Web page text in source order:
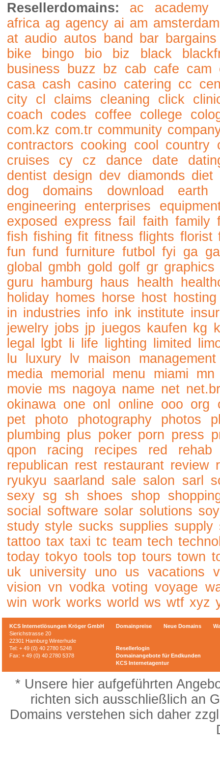
Resellerdomains: ac academy
africa ag agency ai am amsterdam
at audio autos band bar bargains
bike
bingo bio biz black
business
buzz bz cab cafe cam
casa cash casino catering cc
city
cl claims cleaning click
coach codes coffee college
com.kz com.tr community
contractors cooking cool country
cruises
cy cz dance date
dentist design dev diamonds diet
dog
domains download
earth
engineering
enterprises
exposed
express fail faith family
fish fishing fit fitness flights florist
fun fund furniture futbol fyi ga
global
gmbh gold golf gr graphics
guru
hamburg haus health
holiday homes horse host hosting
in industries info ink institute
jewelry jobs jp juegos kaufen kg
legal
lgbt li life lighting limited
lu
luxury lv maison
management
media memorial menu miami mn
movie ms nagoya name net net.br
okinawa one onl online ooo org
pet
photo photography photos
plumbing plus poker porn press
qpon
racing recipes red
rehab
republican rest restaurant review
ryukyu saarland sale salon sarl
sexy sg sh shoes shop
social
software solar solutions soy
study style sucks supplies supply
tattoo tax taxi tc team tech
today tokyo tools top tours town
uk
university uno us vacations
vision vn vodka voting voyage
win work works world ws wtf xyz
KCS Internetlösungen Kröger GmbH
Sierichstrasse 20
22301 Hamburg Winterhude
Tel: + 49 (0) 40 2780 5248
Fax: + 49 (0) 40 2780 5378
Domainpreise Neue Domains
Resellerlogin
Domainangebote für Endkunden
KCS Internetagentur
* Unsere hier aufgeführten
richten sich ausschließlich an
Domains verstehen sich daher